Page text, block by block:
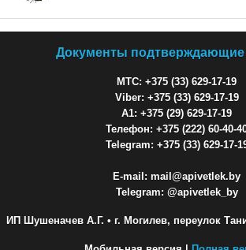
Документы подтверждающие
МТС: +375 (33) 629-17-19
Viber: +375 (33) 629-17-19
A1: +375 (29) 629-17-19
Телефон: +375 (222) 60-40-
Telegram: +375 (33) 629-17-
E-mail: mail@apivetlek.by
Telegram: @apivetlek_by
ИП Шушеначев А.Г. • г. Могилев, переулок